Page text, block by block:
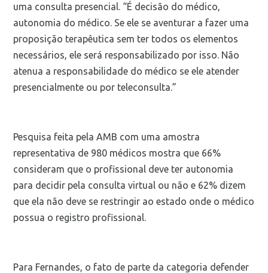
uma consulta presencial. “É decisão do médico,
autonomia do médico. Se ele se aventurar a fazer uma
proposição terapêutica sem ter todos os elementos
necessários, ele será responsabilizado por isso. Não
atenua a responsabilidade do médico se ele atender
presencialmente ou por teleconsulta.”
Pesquisa feita pela AMB com uma amostra
representativa de 980 médicos mostra que 66%
consideram que o profissional deve ter autonomia
para decidir pela consulta virtual ou não e 62% dizem
que ela não deve se restringir ao estado onde o médico
possua o registro profissional.
Para Fernandes, o fato de parte da categoria defender